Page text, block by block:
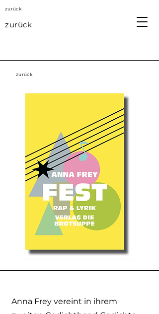
zurück
zurück
zurück
Anna Frey vereint in ihrem